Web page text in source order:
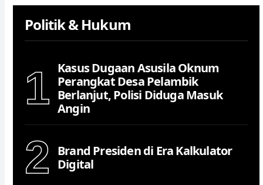
Politik & Hukum
1
Kasus Dugaan Asusila Oknum
Perangkat Desa Pelambik
Berlanjut, Polisi Diduga Masuk
Angin
2
Brand Presiden di Era Kalkulator
Digital